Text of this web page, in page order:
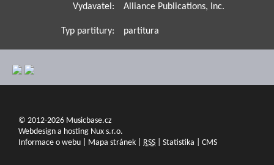
Vydavatel: Alliance Publications, Inc.
Typ partitury: partitura
© 2012-2026 Musicbase.cz
Webdesign a hosting Nux s.r.o.
Informace o webu
Mapa stránek RSS Statistika CMS